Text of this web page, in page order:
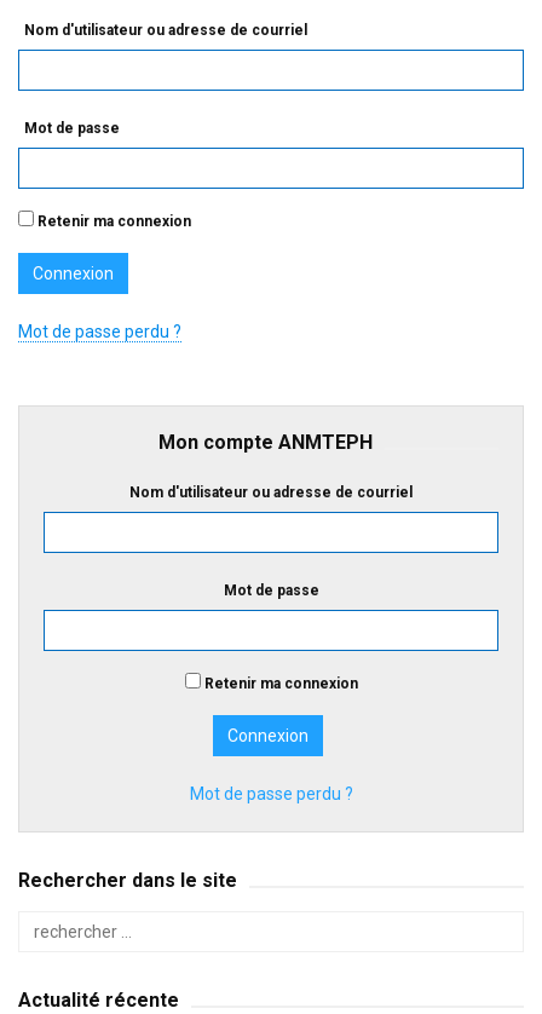
Nom d'utilisateur ou adresse de courriel
Mot de passe
Retenir ma connexion
Mot de passe perdu ?
Mon compte ANMTEPH
Nom d'utilisateur ou adresse de courriel
Mot de passe
Retenir ma connexion
Mot de passe perdu ?
Rechercher dans le site
Actualité récente